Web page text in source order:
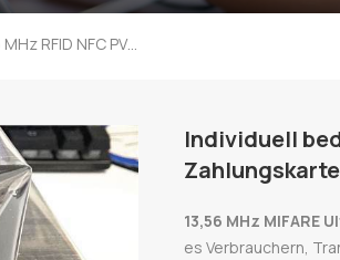
Individuell Bedruckte 13,56 MHz RFID NFC PVC MIFARE Ultralight C Zahlungskarte
Individuell
Zahlungskarte
13,56 MHz
es Verbrauchern,